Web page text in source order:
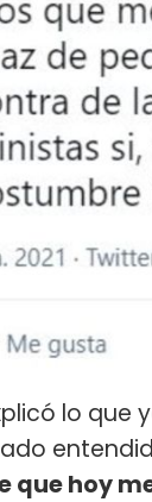
lo que
que hoy